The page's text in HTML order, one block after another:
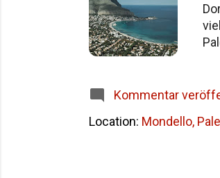
im
Kommentar
Location: Mondello,